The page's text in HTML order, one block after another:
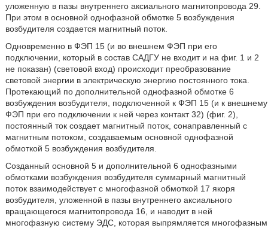
уложенную в пазы внутреннего аксиального магнитопровода 29.
При этом в основной однофазной обмотке 5 возбуждения
возбудителя создается магнитный поток.
Одновременно в ФЭП 15 (и во внешнем ФЭП при его
подключении, который в состав САДГУ не входит и на фиг. 1 и 2
не показан) (световой вход) происходит преобразование
световой энергии в электрическую энергию постоянного тока.
Протекающий по дополнительной однофазной обмотке 6
возбуждения возбудителя, подключенной к ФЭП 15 (и к внешнему
ФЭП при его подключении к ней через контакт 32) (фиг. 2),
постоянный ток создает магнитный поток, сонаправленный с
магнитным потоком, создаваемым основной однофазной
обмоткой 5 возбуждения возбудителя.
Созданный основной 5 и дополнительной 6 однофазными
обмотками возбуждения возбудителя суммарный магнитный
поток взаимодействует с многофазной обмоткой 17 якоря
возбудителя, уложенной в пазы внутреннего аксиального
вращающегося магнитопровода 16, и наводит в ней
многофазную систему ЭДС, которая выпрямляется многофазным